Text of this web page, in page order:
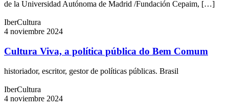
de la Universidad Autónoma de Madrid /Fundación Cepaim, […]
IberCultura
4 noviembre 2024
Cultura Viva, a política pública do Bem Comum
historiador, escritor, gestor de políticas públicas. Brasil
IberCultura
4 noviembre 2024